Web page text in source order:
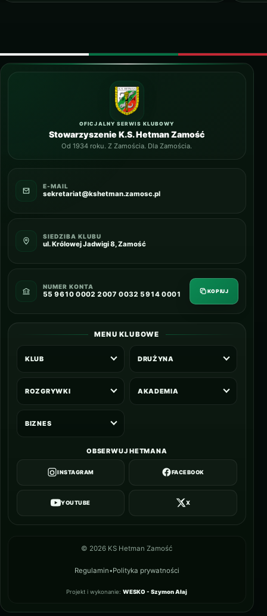
OFICJALNY SERWIS KLUBOWY
Stowarzyszenie K.S. Hetman Zamość
Od 1934 roku. Z Zamościa. Dla Zamościa.
E-MAIL
sekretariat@kshetman.zamosc.pl
SIEDZIBA KLUBU
ul. Królowej Jadwigi 8, Zamość
NUMER KONTA
55 9610 0002 2007 0032 5914 0001 KOPIUJ
MENU KLUBOWE
KLUB DRUŻYNA
ROZGRYWKI AKADEMIA
BIZNES
OBSERWUJ HETMANA
INSTAGRAM FACEBOOK
YOUTUBE X
© 2026 KS Hetman Zamość
Regulamin•Polityka prywatności
Projekt i wykonanie:WESKO - Szymon Ałaj